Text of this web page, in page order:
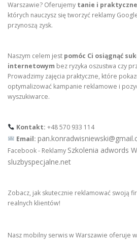
Warszawie? Oferujemy tanie i
których nauczysz się tworzyć reklamy
przynoszą zysk.
Naszym celem jest pomóc Ci osiągnąć
internetowym bez ryzyka oszustwa czy
Prowadzimy zajęcia praktyczne, które
optymalizować kampanie reklamowe i
wyszukiwarce.
Kontakt: +48 570 933 114
Email:
Facebook - Reklamy Szkolenia adwords
sluzbyspecjalne.net
Zobacz, jak skutecznie reklamować swoją
realnych klientów!
Nasz mobilny serwis w Warszawie oferuje